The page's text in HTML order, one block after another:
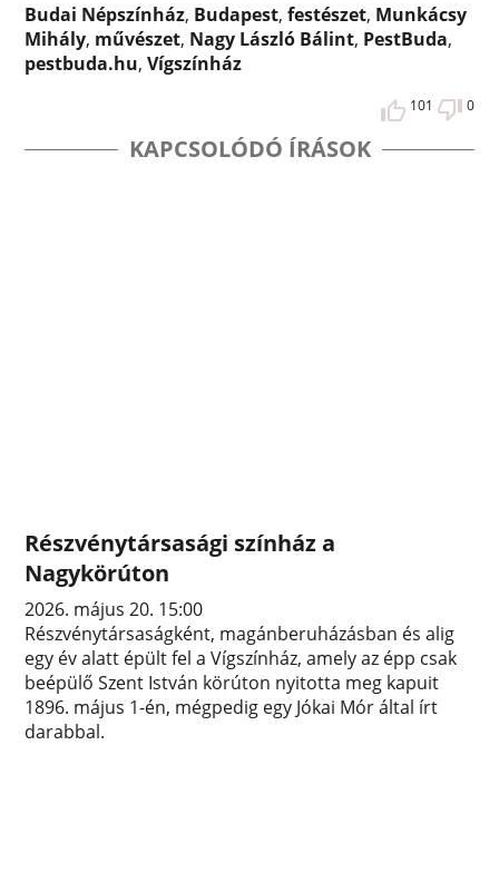
Budai Népszínház, Budapest,festészet, Munkácsy
Mihály, művészet, Nagy László Bálint, PestBuda,
pestbuda.hu,Vígszínház
101 0
KAPCSOLÓDÓ ÍRÁSOK
Részvénytársasági színház a
Nagykörúton
2026. május 20. 15:00
Részvénytársaságként, magánberuházásban és alig
egy év alatt épült fel a Vígszínház, amely az épp csak
beépülő Szent István körúton nyitotta meg kapuit
1896. május 1-én, mégpedig egy Jókai Mór által írt
darabbal.